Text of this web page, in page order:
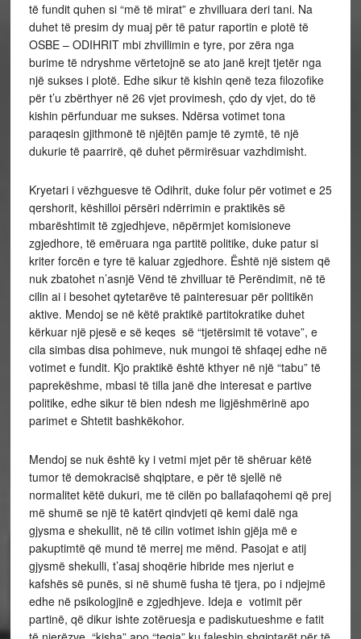
të fundit quhen si “më të mirat” e zhvilluara deri tani. Na
duhet të presim dy muaj për të patur raportin e plotë të
OSBE – ODIHRIT mbi zhvillimin e tyre, por zëra nga
burime të ndryshme vërtetojnë se ato janë krejt tjetër nga
një sukses i plotë. Edhe sikur të kishin qenë teza filozofike
për t’u zbërthyer në 26 vjet provimesh, çdo dy vjet, do të
kishin përfunduar me sukses. Ndërsa votimet tona
paraqesin gjithmonë të njëjtën pamje të zymtë, të një
dukurie të paarrirë, që duhet përmirësuar vazhdimisht.
Kryetari i vëzhguesve të Odihrit, duke folur për votimet e 25
qershorit, këshilloi përsëri ndërrimin e praktikës së
mbarështimit të zgjedhjeve, nëpërmjet komisioneve
zgjedhore, të emëruara nga partitë politike, duke patur si
kriter forcën e tyre të kaluar zgjedhore. Është një sistem që
nuk zbatohet n’asnjë Vënd të zhvilluar të Perëndimit, në të
cilin ai i besohet qytetarëve të painteresuar për politikën
aktive. Mendoj se në këtë praktikë partitokratike duhet
kërkuar një pjesë e së keqes së “tjetërsimit të votave”, e
cila simbas disa pohimeve, nuk mungoi të shfaqej edhe në
votimet e fundit. Kjo praktikë është kthyer në një “tabu” të
paprekëshme, mbasi të tilla janë dhe interesat e partive
politike, edhe sikur të bien ndesh me ligjëshmërinë apo
parimet e Shtetit bashkëkohor.
Mendoj se nuk është ky i vetmi mjet për të shëruar këtë
tumor të demokracisë shqiptare, e për të sjellë në
normalitet këtë dukuri, me të cilën po ballafaqohemi që prej
më shumë se një të katërt qindvjeti që kemi dalë nga
gjysma e shekullit, në të cilin votimet ishin gjëja më e
pakuptimtë që mund të merrej me mënd. Pasojat e atij
gjysmë shekulli, t’asaj shoqërie hibride mes njeriut e
kafshës së punës, si në shumë fusha të tjera, po i ndjejmë
edhe në psikologjinë e zgjedhjeve. Ideja e votimit për
partinë, që dikur ishte zotëruesja e padiskutueshme e fatit